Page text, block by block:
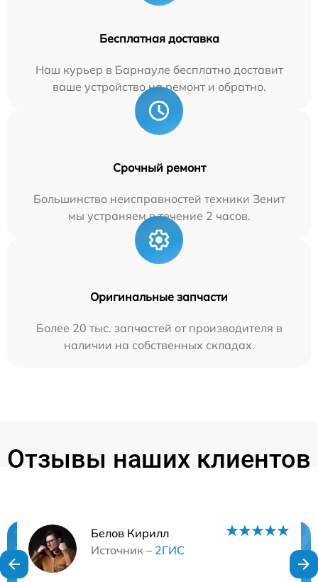
Бесплатная доставка
Наш курьер в Барнауле бесплатно доставит
ваше устройство на ремонт и обратно.
Срочный ремонт
Большинство неисправностей техники Зенит
мы устраняем в течение 2 часов.
Оригинальные запчасти
Более 20 тыс. запчастей от производителя в
наличии на собственных складах.
Отзывы наших клиентов
Белов Кирилл
Источник – 2ГИС
Нужна консультация?